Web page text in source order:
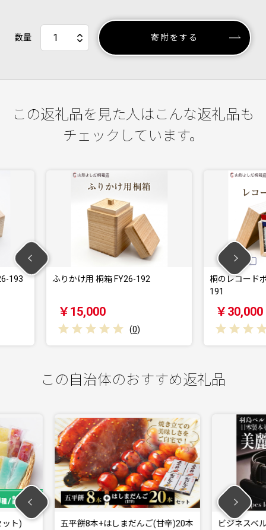
数量 寄附をする
この返礼品を見た人はこんな返礼品も
チェックしています。
192
桐のレコードボックス(EP用) FY26-
￥30,000
桐の
￥
この自治体のおすすめ返礼品
んご(甘辛)20本
ビジネスベルト(スムースレザー)
シ